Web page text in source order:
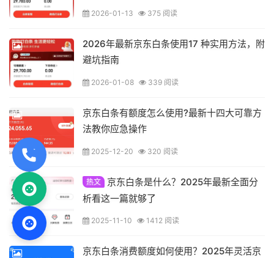
2026-01-13 375 阅读
2026年最新京东白条使用17 种实用方法，附
避坑指南
2026-01-08 339 阅读
京东白条有额度怎么使用?最新十四大可靠方
法教你应急操作
2025-12-20 320 阅读
热文
京东白条是什么？2025年最新全面分
析看这一篇就够了
2025-11-10 1412 阅读
京东白条消费额度如何使用？2025年灵活京